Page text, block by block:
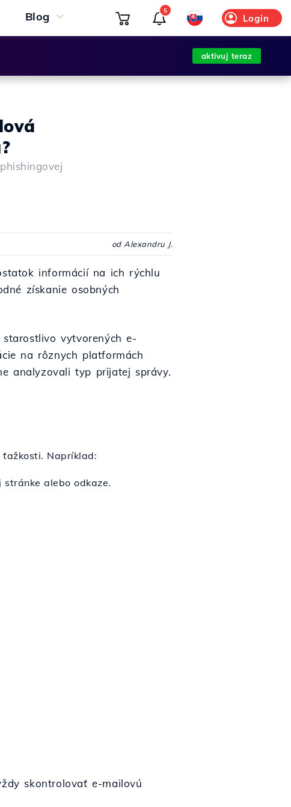
Blog Login
5
aktivuj teraz
od Alexandru J.
informácií na ich rýchlu
získanie osobných
vytvorených e-
na rôznych platformách
analyzovali typ prijatej správy.
Napríklad:
alebo odkaze.
skontrolovať e-mailovú